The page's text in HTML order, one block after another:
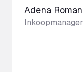
Adena